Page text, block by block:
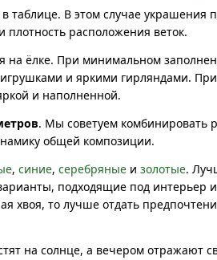
таблице. В этом случае украшения
расположения веток.
на ёлке. При минимальном
и яркими гирляндами.
и наполненной.
. Мы советуем комбинировать
общей композиции.
, синие, серебряные и золотые.
подходящие под интерьер
хвоя, то лучше отдать
на солнце, а вечером отражают